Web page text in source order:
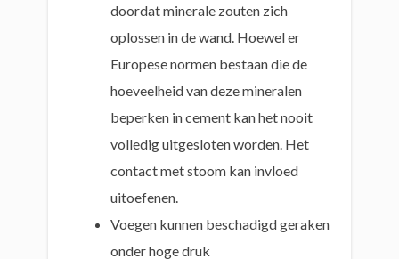
doordat minerale zouten zich
oplossen in de wand. Hoewel er
Europese normen bestaan die de
hoeveelheid van deze mineralen
beperken in cement kan het nooit
volledig uitgesloten worden. Het
contact met stoom kan invloed
uitoefenen.
Voegen kunnen beschadigd geraken
onder hoge druk